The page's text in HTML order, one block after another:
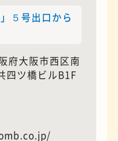
５号出口から
府大阪市西区南
四ツ橋ビルB1F